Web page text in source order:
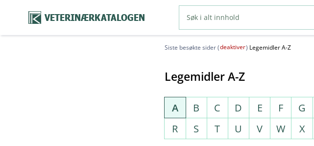
VETERINÆRKATALOGEN
Siste besøkte sider (deaktiver) Legemidler A-Z
Legemidler A-Z
A B C D E F G
R
S T U V W X